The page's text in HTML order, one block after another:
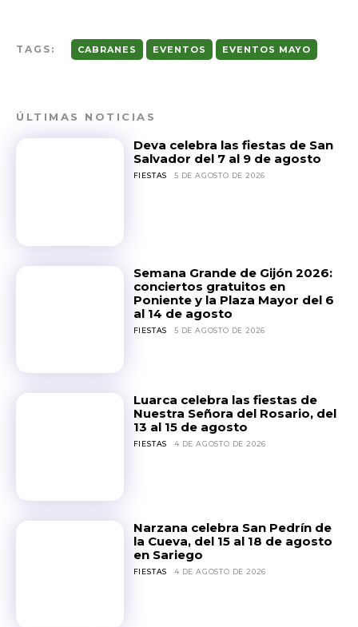
TAGS: CABRANES EVENTOS EVENTOS MAYO
ÚLTIMAS NOTICIAS
Deva celebra las fiestas de San
Salvador del 7 al 9 de agosto
FIESTAS 5 DE AGOSTO DE 2026
Semana Grande de Gijón 2026:
conciertos gratuitos en
Poniente y la Plaza Mayor del 6
al 14 de agosto
FIESTAS 5 DE AGOSTO DE 2026
Luarca celebra las fiestas de
Nuestra Señora del Rosario, del
13 al 15 de agosto
FIESTAS 4 DE AGOSTO DE 2026
Narzana celebra San Pedrín de
la Cueva, del 15 al 18 de agosto
en Sariego
FIESTAS 4 DE AGOSTO DE 2026